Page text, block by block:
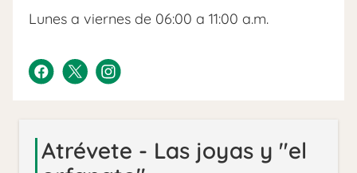
Lunes a viernes de 06:00 a 11:00 a.m.
Atrévete - Las joyas y "el